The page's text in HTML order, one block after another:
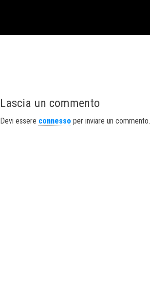
Lascia un commento
Devi essere connesso per inviare un commento.